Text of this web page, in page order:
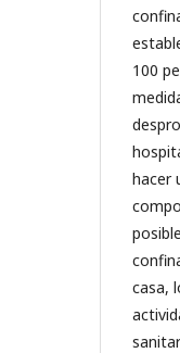
100
hacer
casa,